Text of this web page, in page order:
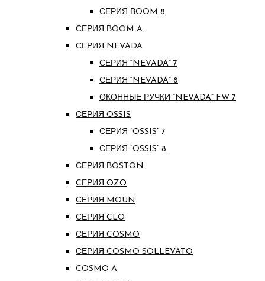
СЕРИЯ ВOOM 8
СЕРИЯ ВOOM A
СЕРИЯ NEVADA
СЕРИЯ “NEVADA” 7
СЕРИЯ “NEVADA” 8
ОКОННЫЕ РУЧКИ “NEVADA” FW 7
СЕРИЯ OSSIS
СЕРИЯ “OSSIS” 7
СЕРИЯ “OSSIS” 8
СЕРИЯ ВOSTON
CЕРИЯ OZO
СЕРИЯ MOUN
СЕРИЯ CLO
СЕРИЯ COSMO
СЕРИЯ COSMO SOLLEVATO
COSMO A